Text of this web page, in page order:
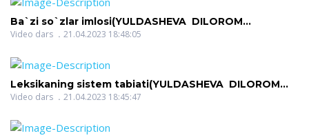
Ba`zi so`zlar imlosi(YULDASHEVA DILOROM
NIGMATOVNA)
Video dars 21.04.2023 18:48:05
Leksikaning sistem tabiati(YULDASHEVA DILOROM
NIGMATOVNA)
Video dars 21.04.2023 18:45:47